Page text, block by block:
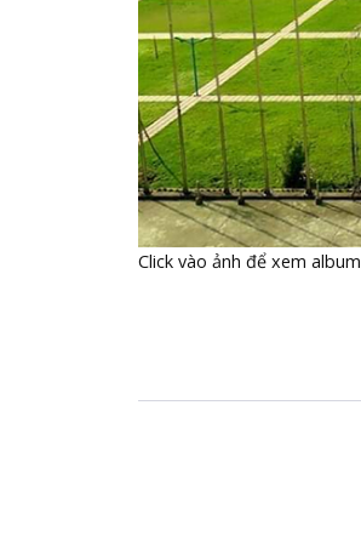
Click vào ảnh để xem album